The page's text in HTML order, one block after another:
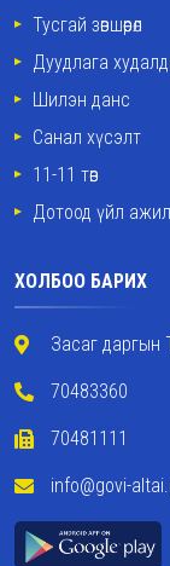
Тусгай зөвшөөрөл
Дуудлага
Шилэн данс
Санал хүсэлт
11-11 төв
Дотоод үйл
ХОЛБОО БАРИХ
Засаг даргын
70483360
70481111
info@govi-